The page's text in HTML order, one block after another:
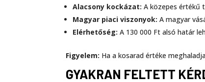
Alacsony kockázat: A közepes értékű
Magyar piaci viszonyok: A magyar
Elérhetőség: A 130 000 Ft alsó határ
Figyelem: Ha a kosarad értéke
GYAKRAN FELTETT